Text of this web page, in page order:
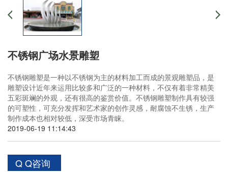
不锈钢广场水景雕塑
不锈钢雕塑是一种以不锈钢为主的材料加工而成的景观雕塑品，是
雕塑设计近年来运用比较多和广泛的一种材料，不仅有着非常精美
五彩斑斓的外观，还有很高的鉴赏价值。不锈钢雕塑制作具有较强
的可塑性，可充分发挥和艺术家的创作灵感，耐腐蚀不生锈，生产
制作成本也相对较低，深受市场青睐。
2019-06-19 11:14:43
Q Q咨询